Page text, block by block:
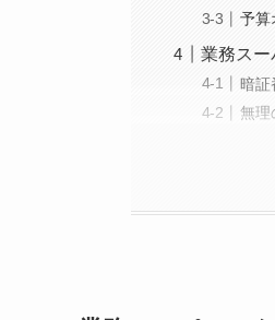
予算
業務ス
暗証
無理